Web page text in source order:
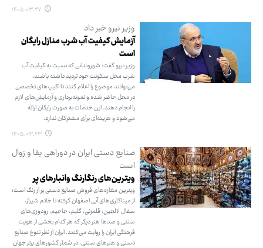
۱۴۰۵.۰۳.۲۷
وزیر نیرو خبر داد
آزمایش کیفیت آب شرب منازل رایگان
است
وزیر نیرو گفت: شهروندانی که نسبت به کیفیت آب
شرب محل سکونت خود تردید داشته باشند،
می‌توانند موضوع را اعلام کنند تا اکیپ‌های تخصصی
در محل حاضر شده و نمونه‌برداری و آزمایش‌های لازم
را انجام دهند. این خدمات به صورت رایگان ارائه
می‌شود و هزینه‌ای برای مشترکان ندارد.
۱۴۰۵.۰۳.۲۳
صنایع دستی ایران در دوراهی بقا و زوال
است
ویترین‌های رنگارنگ وانبارهای پر
ویترین مغازه‌های فروش صنایع دستی پر از رنگ است؛
از میناکاری‌های آبی اصفهان گرفته تا خاتم شیراز،
سفال لالجین، قلمزنی، گلیم، جاجیم، رودوزی‌های
سنتی و صدها هنر دیگر که هر کدام بخشی از هویت
فرهنگی ایران را روایت می‌کنند. ایران از نظر تنوع صنایع
دستی و هنرهای سنتی، در شمار کشورهای برتر جهان